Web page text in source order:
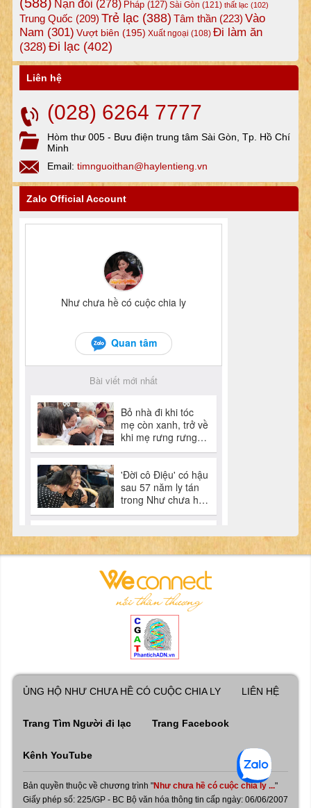
Nạn đói (278) Pháp(127) Sài Gòn (121) thất lạc (102)
Trung Quốc (209) Trẻ lạc(388) Tâm thần(223) Vào
Nam (301) Vượt biên (195) Xuất ngoại (108) Đi làm ăn
(328) Đi lạc(402)
Liên hệ
(028) 6264 7777
Hòm thư 005 - Bưu điện trung tâm Sài Gòn, Tp. Hồ Chí
Minh
Email: timnguoithan@haylentieng.vn
Zalo Official Account
ỦNG HỘ NHƯ CHƯA HỀ CÓ CUỘC CHIA LY LIÊN HỆ
Trang Tìm Người đi lạc Trang Facebook
Kênh YouTube
Bản quyền thuộc về chương trình "Như chưa hề có cuộc chia ly ..."
Giấy phép số: 225/GP - BC Bộ văn hóa thông tin cấp ngày: 06/06/2007